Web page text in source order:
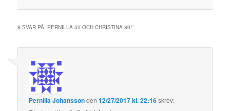
8 SVAR PÅ ”PERNILLA 50 OCH CHRISTINA 80!”
Pernilla Johanssonden12/27/2017 kl. 22:16skrev: